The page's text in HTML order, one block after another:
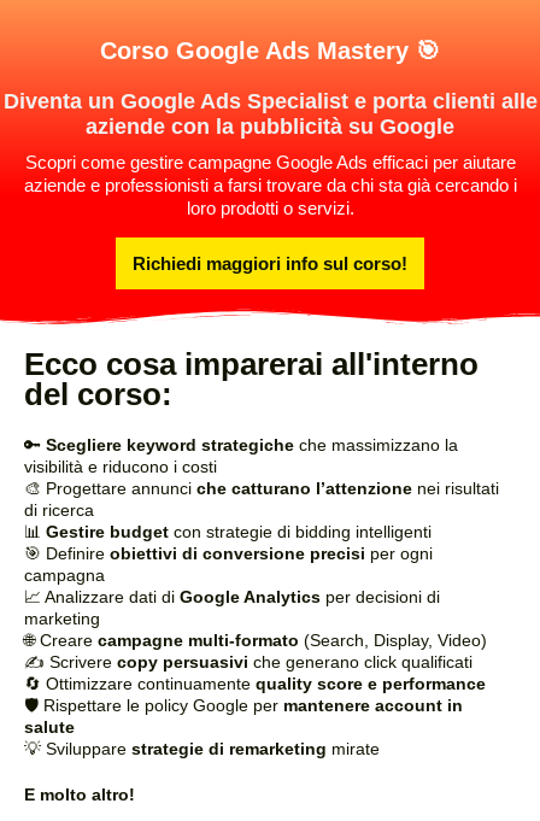
Corso Google Ads Mastery 🎯
Diventa un Google Ads Specialist e porta clienti alle
aziende con la pubblicità su Google
Scopri come gestire campagne Google Ads efficaci per aiutare
aziende e professionisti a farsi trovare da chi sta già cercando i
loro prodotti o servizi.
Richiedi maggiori info sul corso!
Ecco cosa imparerai all'interno
del corso:
🔑 Scegliere keyword strategiche che massimizzano la
visibilità e riducono i costi
🎨 Progettare annunci che catturano l’attenzione nei risultati
di ricerca
📊 Gestire budget con strategie di bidding intelligenti
🎯 Definire obiettivi di conversione precisi per ogni
campagna
📈 Analizzare dati di Google Analytics per decisioni di
marketing
🌐 Creare campagne multi-formato (Search, Display, Video)
✍️ Scrivere copy persuasivi che generano click qualificati
🔄 Ottimizzare continuamente quality score e performance
🛡️ Rispettare le policy Google per mantenere account in
salute
💡 Sviluppare strategie di remarketing mirate
E molto altro!